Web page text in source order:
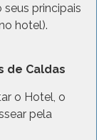
principais
hotel).
de Caldas
o Hotel, o
pela